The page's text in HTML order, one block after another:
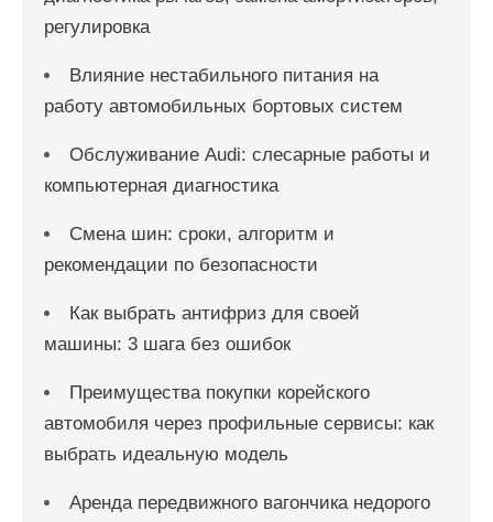
регулировка
Влияние нестабильного питания на
работу автомобильных бортовых систем
Обслуживание Audi: слесарные работы и
компьютерная диагностика
Смена шин: сроки, алгоритм и
рекомендации по безопасности
Как выбрать антифриз для своей
машины: 3 шага без ошибок
Преимущества покупки корейского
автомобиля через профильные сервисы: как
выбрать идеальную модель
Аренда передвижного вагончика недорого